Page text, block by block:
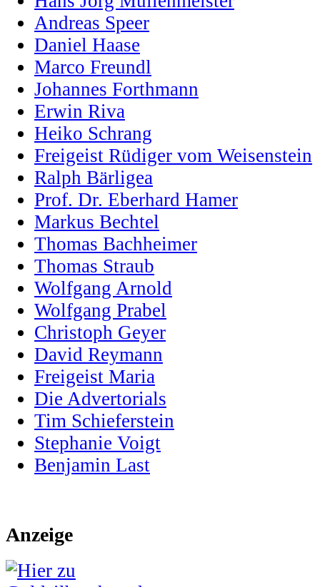
Andreas Speer
Daniel Haase
Marco Freundl
Johannes Forthmann
Erwin Riva
Heiko Schrang
Freigeist Rüdiger vom Weisenstein
Ralph Bärligea
Prof. Dr. Eberhard Hamer
Markus Bechtel
Thomas Bachheimer
Thomas Straub
Wolfgang Arnold
Wolfgang Prabel
Christoph Geyer
David Reymann
Freigeist Maria
Die Advertorials
Tim Schieferstein
Stephanie Voigt
Benjamin Last
Anzeige